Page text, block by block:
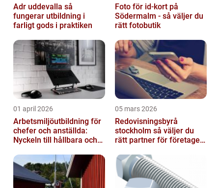
Adr uddevalla så
fungerar utbildning i
farligt gods i praktiken
Foto för id-kort på
Södermalm - så väljer du
rätt fotobutik
01 april 2026
Arbetsmiljöutbildning för
chefer och anställda:
Nyckeln till hållbara och
05 mars 2026
Redovisningsbyrå
stockholm så väljer du
rätt partner för företagets